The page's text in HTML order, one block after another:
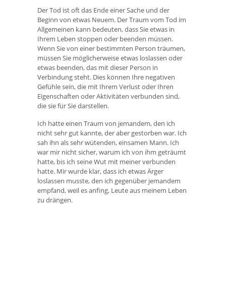
Der Tod ist oft das Ende einer Sache und der
Beginn von etwas Neuem. Der Traum vom Tod im
Allgemeinen kann bedeuten, dass Sie etwas in
Ihrem Leben stoppen oder beenden müssen.
Wenn Sie von einer bestimmten Person träumen,
müssen Sie möglicherweise etwas loslassen oder
etwas beenden, das mit dieser Person in
Verbindung steht. Dies können Ihre negativen
Gefühle sein, die mit Ihrem Verlust oder Ihren
Eigenschaften oder Aktivitäten verbunden sind,
die sie für Sie darstellen.
Ich hatte einen Traum von jemandem, den ich
nicht sehr gut kannte, der aber gestorben war. Ich
sah ihn als sehr wütenden, einsamen Mann. Ich
war mir nicht sicher, warum ich von ihm geträumt
hatte, bis ich seine Wut mit meiner verbunden
hatte. Mir wurde klar, dass ich etwas Ärger
loslassen musste, den ich gegenüber jemandem
empfand, weil es anfing, Leute aus meinem Leben
zu drängen.